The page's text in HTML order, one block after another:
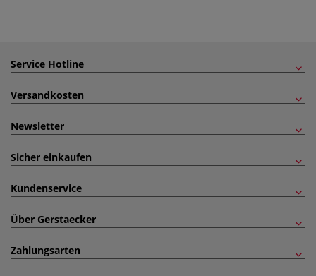
Service Hotline
Versandkosten
Newsletter
Sicher einkaufen
Kundenservice
Über Gerstaecker
Zahlungsarten